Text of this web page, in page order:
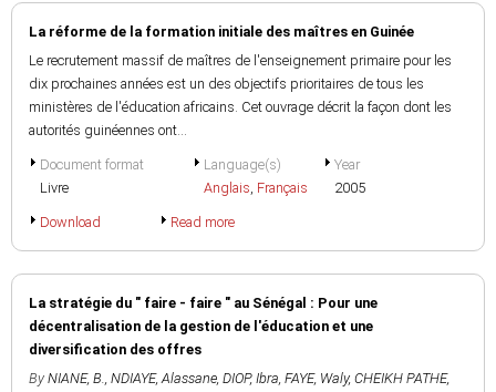
La réforme de la formation initiale des maîtres en Guinée
Le recrutement massif de maîtres de l'enseignement primaire pour les
dix prochaines années est un des objectifs prioritaires de tous les
ministères de l'éducation africains. Cet ouvrage décrit la façon dont les
autorités guinéennes ont...
Document format
Livre
Language(s)
Anglais, Français
Year
2005
Download Read more
La stratégie du " faire - faire " au Sénégal : Pour une
décentralisation de la gestion de l'éducation et une
diversification des offres
By NIANE, B., NDIAYE, Alassane, DIOP, Ibra, FAYE, Waly, CHEIKH PATHE,